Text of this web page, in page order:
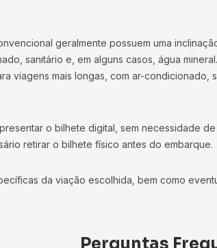
geralmente possuem uma
sanitário e, em alguns casos, água mineral.
viagens mais longas, com ar-condicionado,
o bilhete digital, sem necessidade
retirar o bilhete físico antes do embarque.
da viação escolhida, bem como
Perguntas